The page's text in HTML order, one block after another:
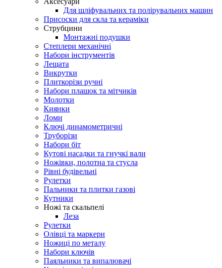
Для шліфувальних та полірувальних машин
Присоски для скла та кераміки
Струбцини
Монтажні подушки
Степлери механічні
Набори інструментів
Лещата
Викрутки
Плиткорізи ручні
Набори плашок та мітчиків
Молотки
Киянки
Ломи
Ключі динамометричні
Труборізи
Набори біт
Кутові насадки та гнучкі вали
Ножівки, полотна та стусла
Рівні будівельні
Рулетки
Пальники та плитки газові
Кутники
Ножі та скальпелі
Леза
Рулетки
Олівці та маркери
Ножиці по металу
Набори ключів
Паяльники та випалювачі